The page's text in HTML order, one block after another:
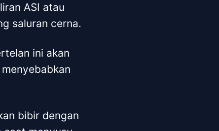
ASI atau
saluran cerna.
ini akan
bibir dengan